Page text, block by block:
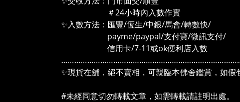
＃24小時內入數作實
✨入數方法：匯豐/恆生/中銀/馬會/轉數快/
payme/paypal/支付寶/微訊支付/
信用卡/7-11或ok便利店入數
✨現貨在舖，絕不賣相，可親臨本佛舍鑑賞，如假
#未經同意切勿轉載文章，如需轉載請註明出處。